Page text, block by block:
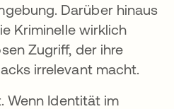
Darüber hinaus
Kriminelle wirklich
Zugriff, der ihre
irrelevant macht.
Wenn Identität im